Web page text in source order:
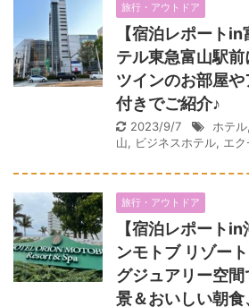
旅行・アウトドア
【宿泊レポート
テル東急富山駅前
ツインのお部屋
付きでご紹介♪
2023/9/7 ホテル,
山, ビジネスホテル, エ
旅行・アウトドア
【宿泊レポート
ンモトブ リゾー
グジュアリー空
景＆おいしい朝